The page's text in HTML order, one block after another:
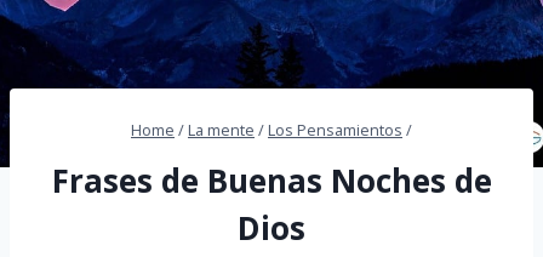
Home / La mente / Los Pensamientos /
Frases de Buenas Noches de
Dios